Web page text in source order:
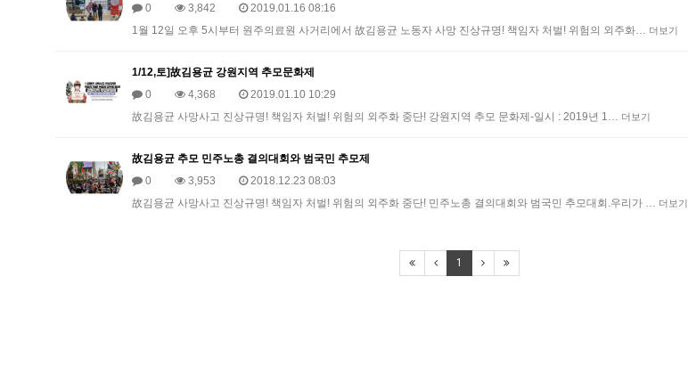
0
3,842
2019.01.16 08:16
1월 12일 오후 5시부터 원주의료원 사거리에서 故김용균 노동자 사망 진상규명! 책임자 처벌! 위험의 외주화… 더보기
1/12,토]故김용균 강원지역 추모문화제
0
4,368
2019.01.10 10:29
故김용균 사망사고 진상규명! 책임자 처벌! 위험의 외주화 중단! 강원지역 추모 문화제-일시 : 2019년 1… 더보기
故김용균 추모 민주노총 결의대회와 범국민 추모제
0
3,953
2018.12.23 08:03
故김용균 사망사고 진상규명! 책임자 처벌! 위험의 외주화 중단! 민주노총 결의대회와 범국민 추모대회.우리가 … 더보기
1